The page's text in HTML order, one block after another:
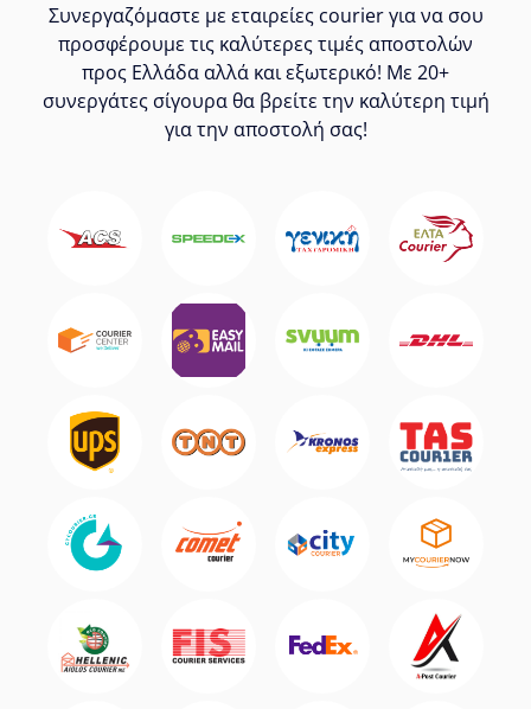
Συνεργαζόμαστε με εταιρείες courier για να σου
προσφέρουμε τις καλύτερες τιμές αποστολών
προς Ελλάδα αλλά και εξωτερικό! Με 20+
συνεργάτες σίγουρα θα βρείτε την καλύτερη τιμή
για την αποστολή σας!